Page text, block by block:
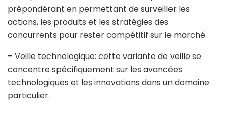
prépondérant en permettant de surveiller les
actions, les produits et les stratégies des
concurrents pour rester compétitif sur le marché.
– Veille technologique: cette variante de veille se
concentre spécifiquement sur les avancées
technologiques et les innovations dans un domaine
particulier.